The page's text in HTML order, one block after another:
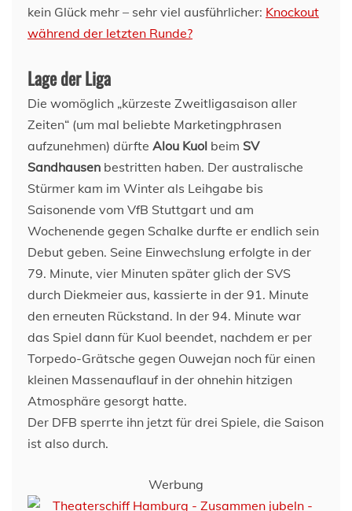
kein Glück mehr – sehr viel ausführlicher: Knockout
während der letzten Runde?
Lage der Liga
Die womöglich „kürzeste Zweitligasaison aller
Zeiten“ (um mal beliebte Marketingphrasen
aufzunehmen) dürfte Alou Kuol beim SV
Sandhausen bestritten haben. Der australische
Stürmer kam im Winter als Leihgabe bis
Saisonende vom VfB Stuttgart und am
Wochenende gegen Schalke durfte er endlich sein
Debut geben. Seine Einwechslung erfolgte in der
79. Minute, vier Minuten später glich der SVS
durch Diekmeier aus, kassierte in der 91. Minute
den erneuten Rückstand. In der 94. Minute war
das Spiel dann für Kuol beendet, nachdem er per
Torpedo-Grätsche gegen Ouwejan noch für einen
kleinen Massenauflauf in der ohnehin hitzigen
Atmosphäre gesorgt hatte.
Der DFB sperrte ihn jetzt für drei Spiele, die Saison
ist also durch.
Werbung